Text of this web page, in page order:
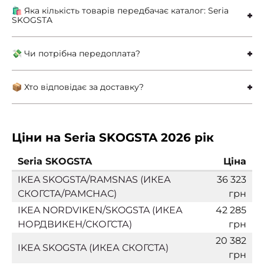
🛍 Яка кількість товарів передбачає каталог: Seria
SKOGSTA
💸 Чи потрібна передоплата?
📦 Хто відповідає за доставку?
Ціни на Seria SKOGSTA 2026 рік
Seria SKOGSTA
Ціна
IKEA SKOGSTA/RAMSNAS (ИКЕА
СКОГСТА/РАМСНАС)
36 323
грн
IKEA NORDVIKEN/SKOGSTA (ИКЕА
НОРДВИКЕН/СКОГСТА)
42 285
грн
IKEA SKOGSTA (ИКЕА СКОГСТА)
20 382
грн